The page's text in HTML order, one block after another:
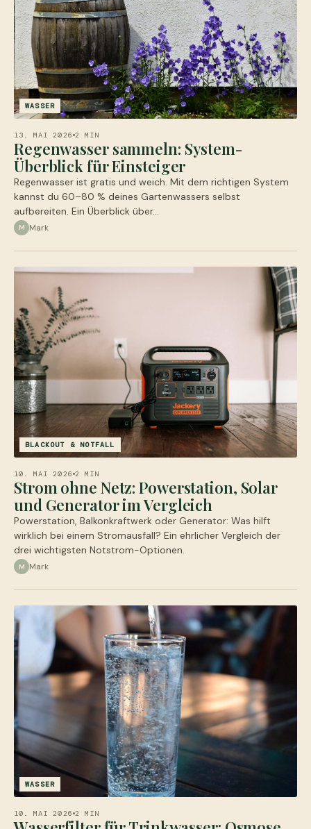
WASSER
13. MAI 2026 2 MIN
Regenwasser sammeln: System-
Überblick für Einsteiger
Regenwasser ist gratis und weich. Mit dem richtigen System
kannst du 60–80 % deines Gartenwassers selbst
aufbereiten. Ein Überblick über…
M Mark
BLACKOUT & NOTFALL
10. MAI 2026 2 MIN
Strom ohne Netz: Powerstation, Solar
und Generator im Vergleich
Powerstation, Balkonkraftwerk oder Generator: Was hilft
wirklich bei einem Stromausfall? Ein ehrlicher Vergleich der
drei wichtigsten Notstrom-Optionen.
M Mark
WASSER
10. MAI 2026 2 MIN